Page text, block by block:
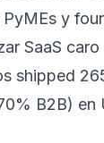
y
SaaS
shipped
B2B) en